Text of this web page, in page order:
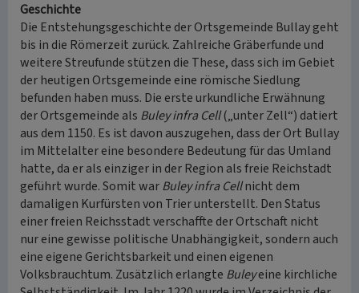
Geschichte
Die Entstehungsgeschichte der Ortsgemeinde Bullay geht
bis in die Römerzeit zurück. Zahlreiche Gräberfunde und
weitere Streufunde stützen die These, dass sich im Gebiet
der heutigen Ortsgemeinde eine römische Siedlung
befunden haben muss. Die erste urkundliche Erwähnung
der Ortsgemeinde als Buley infra Cell(„unter Zell“) datiert
aus dem 1150. Es ist davon auszugehen, dass der Ort Bullay
im Mittelalter eine besondere Bedeutung für das Umland
hatte, da er als einziger in der Region als freie Reichstadt
geführt wurde. Somit warBuley infra Cellnicht dem
damaligen Kurfürsten von Trier unterstellt. Den Status
einer freien Reichsstadt verschaffte der Ortschaft nicht
nur eine gewisse politische Unabhängigkeit, sondern auch
eine eigene Gerichtsbarkeit und einen eigenen
Volksbrauchtum. Zusätzlich erlangte Buleyeine kirchliche